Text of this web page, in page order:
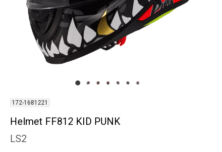
172-1681221
Helmet FF812 KID PUNK
LS2